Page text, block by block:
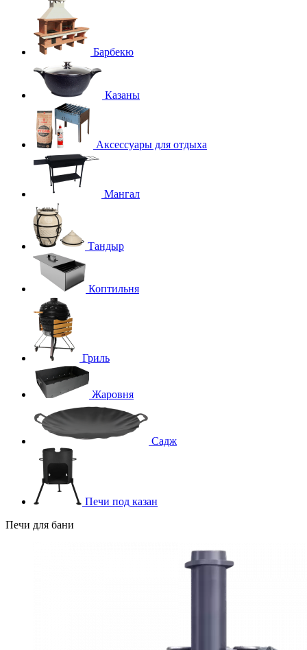
Барбекю
Казаны
Аксессуары для отдыха
Мангал
Тандыр
Коптильня
Гриль
Жаровня
Садж
Печи под казан
Печи для бани